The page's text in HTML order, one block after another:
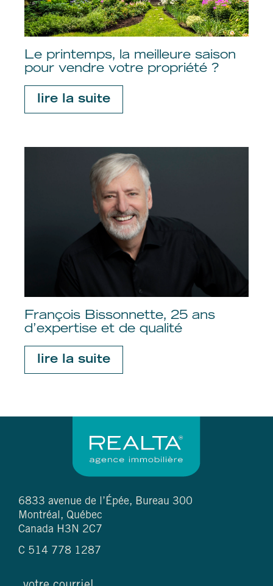
Le printemps, la meilleure saison
pour vendre votre propriété ?
lire la suite
François Bissonnette, 25 ans
d’expertise et de qualité
lire la suite
6833 avenue de l’Épée, Bureau 300
Montréal, Québec
Canada H3N 2C7
C 514 778 1287
courriel